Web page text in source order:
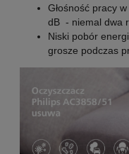
Głośność pracy
dB - niemal dwa
Niski pobór
grosze podczas